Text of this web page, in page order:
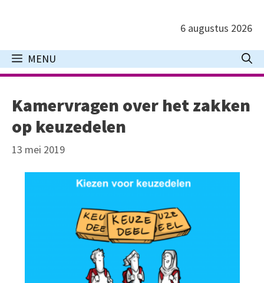
inhoud
6 augustus 2026
MENU
Kamervragen over het zakken
op keuzedelen
13 mei 2019